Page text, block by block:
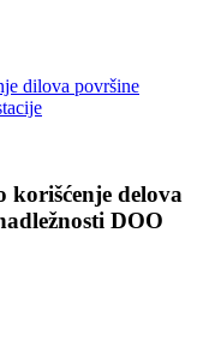
dilova površine
korišćenje delova
DOO